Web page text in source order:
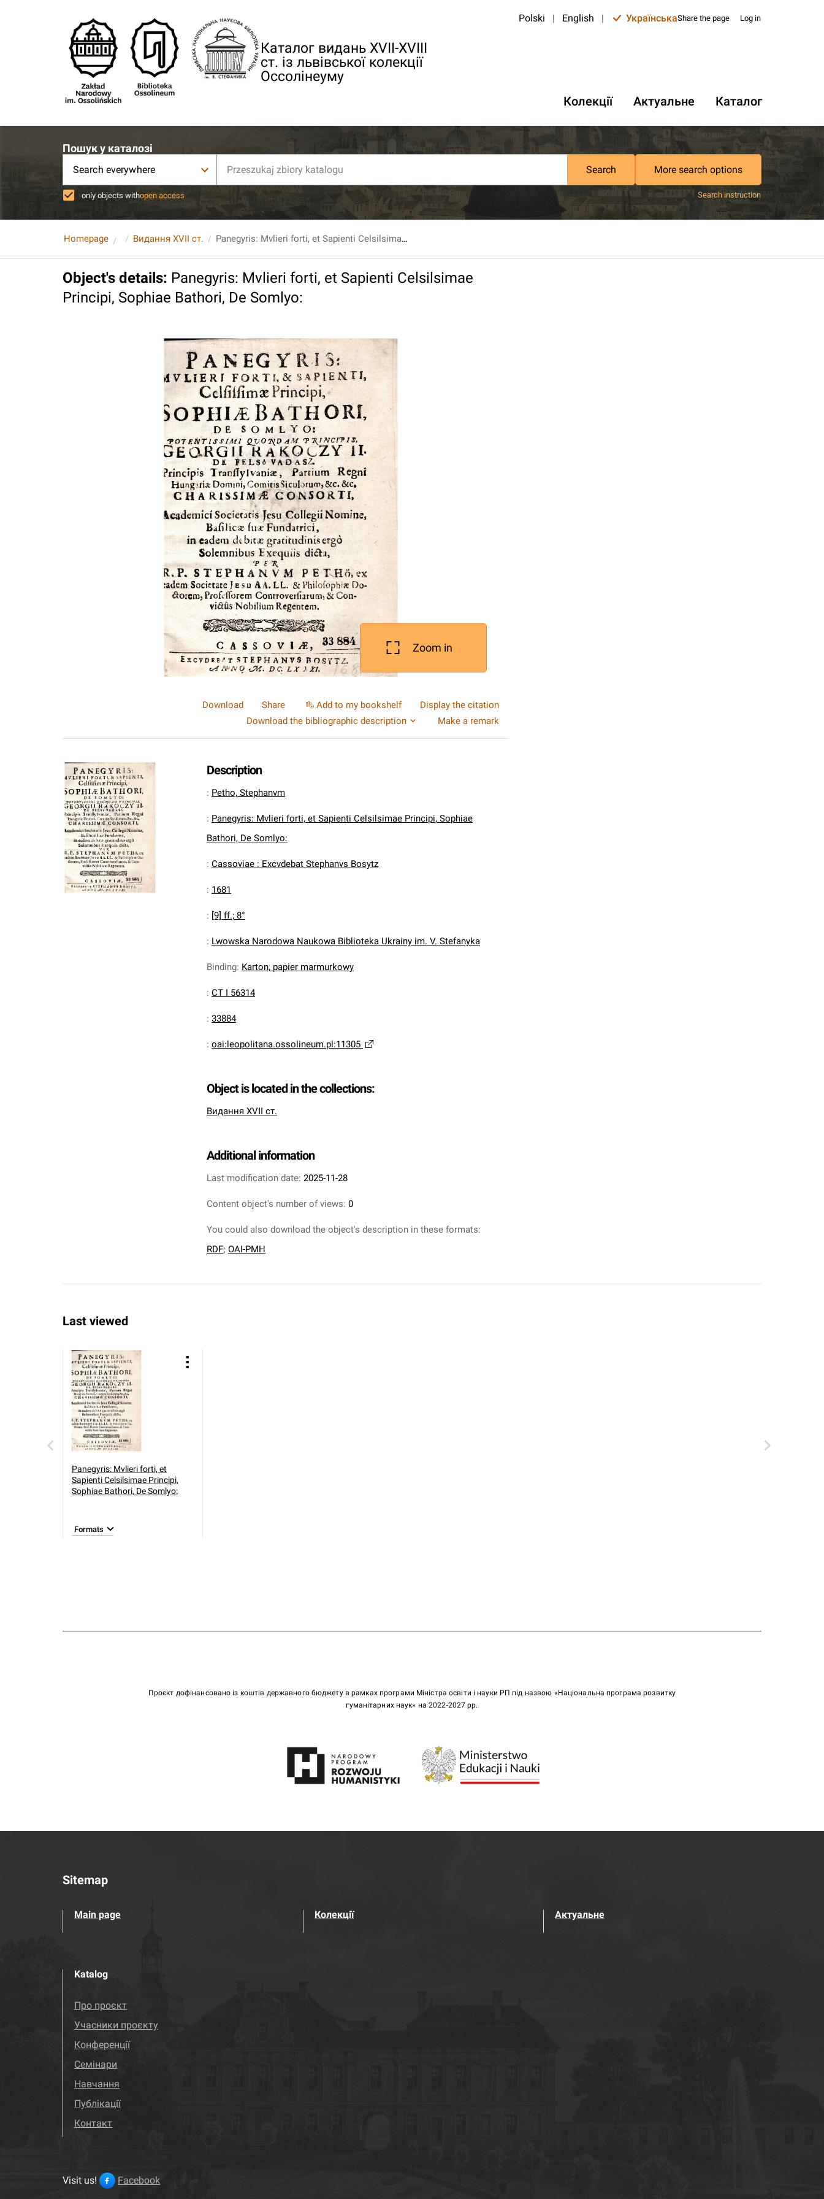
Каталог видань XVII-XVIII
ст. із львівської колекції
Оссолінеуму
Polski | English | УкраїнськаShare the page Log in
Колекції Актуальне Каталог
Пошук у каталозі
Search everywhere Search More search options
only objects withopen access Search instruction
Homepage Видання XVII ст. Panegyris: Mvlieri forti, et Sapienti Celsilsimae Principi, Sophiae Bathori, De Somlyo:
Object's details: Panegyris: Mvlieri forti, et Sapienti Celsilsimae
Principi, Sophiae Bathori, De Somlyo:
Zoom in
Download Share Add to my bookshelf
Display the citation
Download the bibliographic description
Make a remark
Description
: Petho, Stephanvm
: Panegyris: Mvlieri forti, et Sapienti Celsilsimae Principi, Sophiae
Bathori, De Somlyo:
: Cassoviae : Excvdebat Stephanvs Bosytz
: 1681
: [9] ff.; 8°
: Lwowska Narodowa Naukowa Biblioteka Ukrainy im. V. Stefanyka
Binding: Karton, papier marmurkowy
: CT I 56314
: 33884
: oai:leopolitana.ossolineum.pl:11305
Object is located in the collections:
Видання XVII ст.
Additional information
Last modification date: 2025-11-28
Content object's number of views: 0
You could also download the object's description in these formats:
RDF; OAI-PMH
Last viewed
Panegyris: Mvlieri forti, et
Sapienti Celsilsimae Principi,
Sophiae Bathori, De Somlyo:
Formats
Проєкт дофінансовано із коштів державного бюджету в рамках програми Міністра освіти і науки РП під назвою «Національна програма розвитку
гуманітарних наук» на 2022-2027 рр.
Sitemap
Main page Колекції Актуальне
Katalog
Про проєкт
Учасники проєкту
Конференції
Семінари
Навчання
Публікації
Контакт
Visit us! Facebook